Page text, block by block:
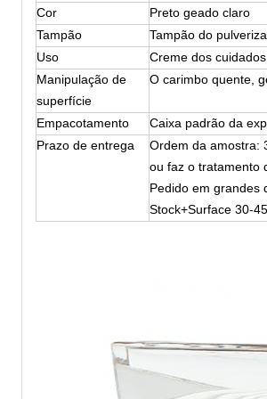
Cor
Preto geado claro
Tampão
Tampão do
Uso
Creme dos
Manipulação de
superfície
O carimbo quente,
Empacotamento
Caixa padrão da
Prazo de entrega
Ordem da amostra:
ou faz o tratamento
Pedido em grandes
Stock+Surface 30-